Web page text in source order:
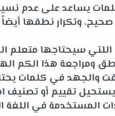
يساعد على عدم
وتكرار نطقها
سيحتاجها متعلم
هذا الكم
والجهد في كلمات
يستحيل تقييم أو
المستخدمة في اللغة